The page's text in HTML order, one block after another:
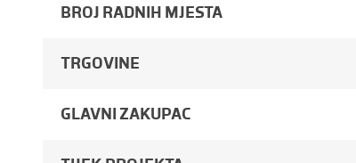
BROJ RADNIH MJESTA
TRGOVINE
GLAVNI ZAKUPAC